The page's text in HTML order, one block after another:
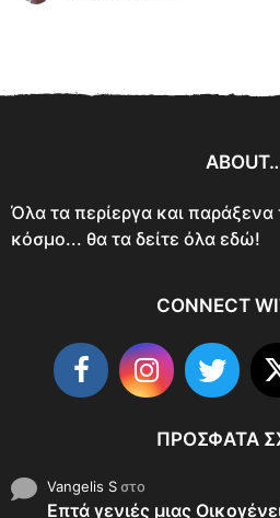
Όλα τα περίεργα και
κόσμο... θα τα δείτε όλα εδώ!
CONNECT
ΠΡΌΣΦΑΤΑ
Vangelis Sστο
Επτά γενιές μιας